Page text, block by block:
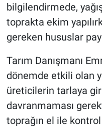
bilgilendirmede,
toprakta ekim
gereken hususlar
Tarım Danışmanı
dönemde etkili olan
üreticilerin tarlaya
davranmaması
toprağın el ile
Kırşehir
Yerel
Genel
Asayiş